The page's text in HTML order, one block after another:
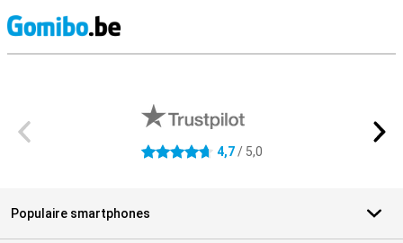
4.7 sterren 4,7/ 5,0
Populaire smartphones